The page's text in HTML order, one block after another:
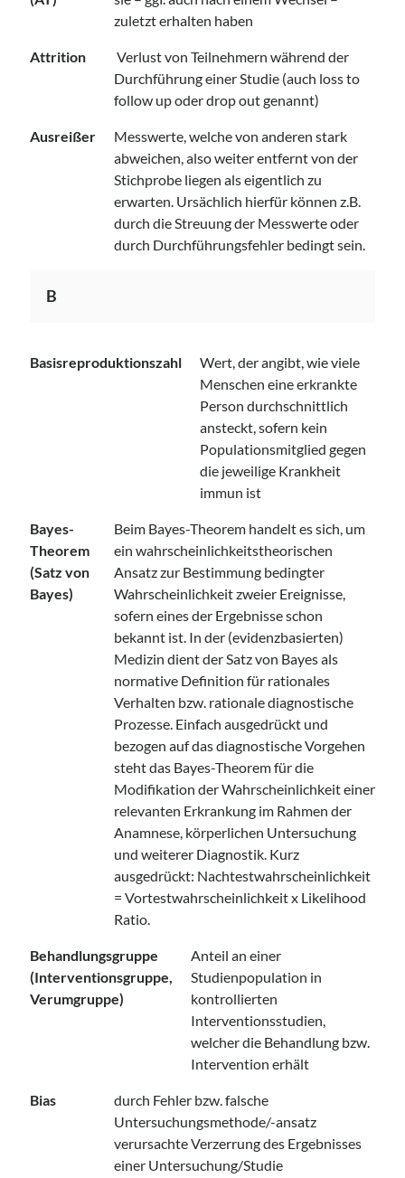
zuletzt erhalten haben
Attrition
Verlust von Teilnehmern während der
Durchführung einer Studie (auch loss to
follow up oder drop out genannt)
Ausreißer
Messwerte, welche von anderen stark
abweichen, also weiter entfernt von der
Stichprobe liegen als eigentlich zu
erwarten. Ursächlich hierfür können z.B.
durch die Streuung der Messwerte oder
durch Durchführungsfehler bedingt sein.
B
Basisreproduktionszahl
Wert, der angibt, wie viele
Menschen eine erkrankte
Person durchschnittlich
ansteckt, sofern kein
Populationsmitglied gegen
die jeweilige Krankheit
immun ist
Bayes-
Theorem
(Satz von
Bayes)
Beim Bayes-Theorem handelt es sich, um
ein wahrscheinlichkeitstheorischen
Ansatz zur Bestimmung bedingter
Wahrscheinlichkeit zweier Ereignisse,
sofern eines der Ergebnisse schon
bekannt ist. In der (evidenzbasierten)
Medizin dient der Satz von Bayes als
normative Definition für rationales
Verhalten bzw. rationale diagnostische
Prozesse. Einfach ausgedrückt und
bezogen auf das diagnostische Vorgehen
steht das Bayes-Theorem für die
Modifikation der Wahrscheinlichkeit einer
relevanten Erkrankung im Rahmen der
Anamnese, körperlichen Untersuchung
und weiterer Diagnostik. Kurz
ausgedrückt: Nachtestwahrscheinlichkeit
= Vortestwahrscheinlichkeit x Likelihood
Ratio.
Behandlungsgruppe
(Interventionsgruppe,
Verumgruppe)
Anteil an einer
Studienpopulation in
kontrollierten
Interventionsstudien,
welcher die Behandlung bzw.
Intervention erhält
Bias
durch Fehler bzw. falsche
Untersuchungsmethode/-ansatz
verursachte Verzerrung des Ergebnisses
einer Untersuchung/Studie